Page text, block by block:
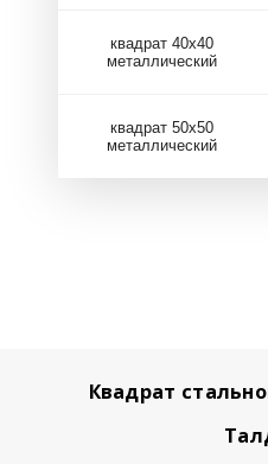
квадрат 40х40
металлический
квадрат 50х50
металлический
Квадрат